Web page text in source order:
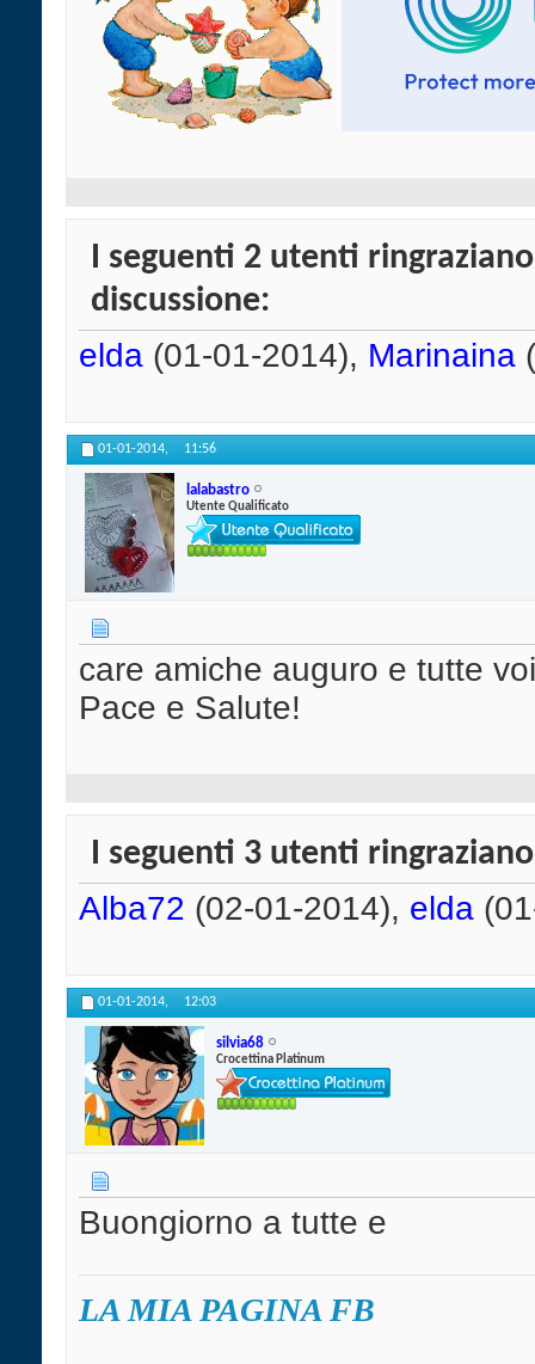
I seguenti 2 utenti
discussione:
elda (01-01-2014), Marinaina
01-01-2014, 11:56
lalabastro
Utente Qualificato
care amiche auguro e tutte
Pace e Salute!
I seguenti 3 utenti
Alba72 (02-01-2014), elda
01-01-2014, 12:03
silvia68
Crocettina Platinum
Buongiorno a tutte e
LA MIA PAGINA FB